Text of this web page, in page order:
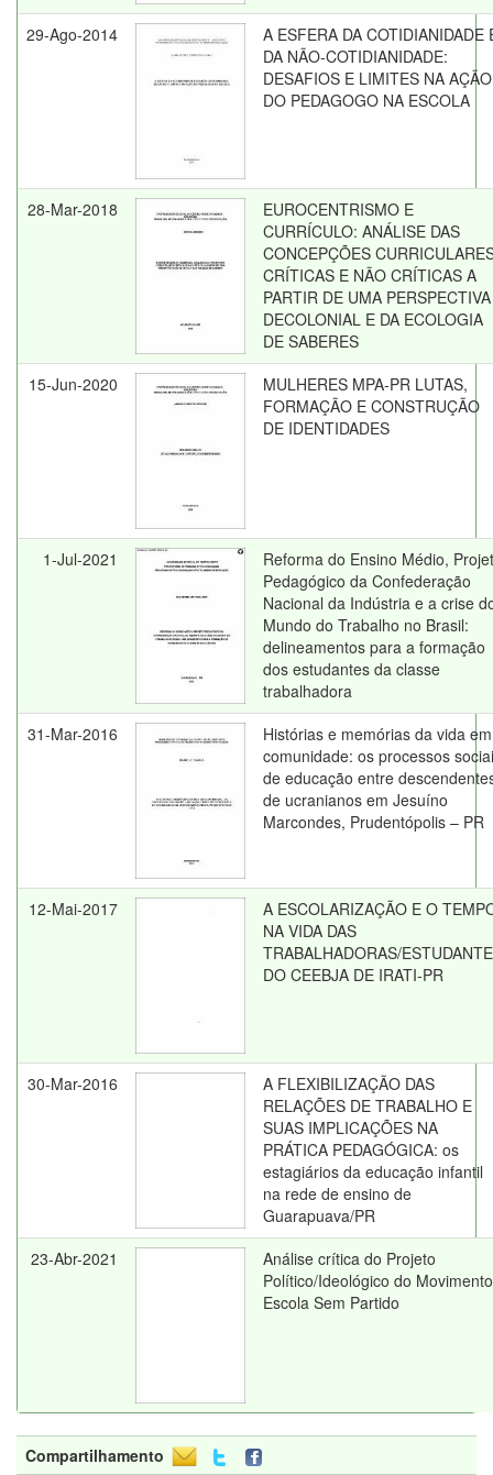
29-Ago-2014
A ESFERA DA COTIDIANIDADE
DA NÃO-COTIDIANIDADE:
DESAFIOS E LIMITES NA AÇÃO
DO PEDAGOGO NA ESCOLA
28-Mar-2018
EUROCENTRISMO E
CURRÍCULO: ANÁLISE DAS
CONCEPÇÕES
CRÍTICAS E NÃO CRÍTICAS A
PARTIR DE UMA PERSPECTIVA
DECOLONIAL E DA ECOLOGIA
DE SABERES
15-Jun-2020
MULHERES MPA-PR LUTAS,
FORMAÇÃO E CONSTRUÇÃO
DE IDENTIDADES
1-Jul-2021
Reforma do Ensino Médio,
Pedagógico da Confederação
Nacional da Indústria e a crise
Mundo do Trabalho no Brasil:
delineamentos para a formação
dos estudantes da classe
trabalhadora
31-Mar-2016
Histórias e memórias da vida em
comunidade: os processos
de educação entre
de ucranianos em Jesuíno
Marcondes, Prudentópolis – PR
12-Mai-2017
A ESCOLARIZAÇÃO E O
NA VIDA DAS
TRABALHADORAS/
DO CEEBJA DE IRATI-PR
30-Mar-2016
A FLEXIBILIZAÇÃO DAS
RELAÇÕES DE TRABALHO E
SUAS IMPLICAÇÕES NA
PRÁTICA PEDAGÓGICA: os
estagiários da educação infantil
na rede de ensino de
Guarapuava/PR
23-Abr-2021
Análise crítica do Projeto
Político/Ideológico do Movimento
Escola Sem Partido
Compartilhamento